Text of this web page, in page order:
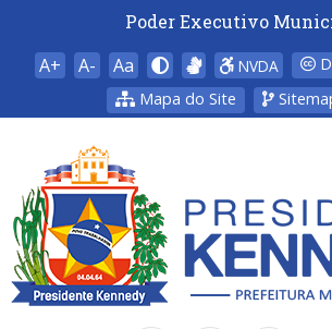
Poder Executivo
A+ A- Aa NVDA
Mapa do Site